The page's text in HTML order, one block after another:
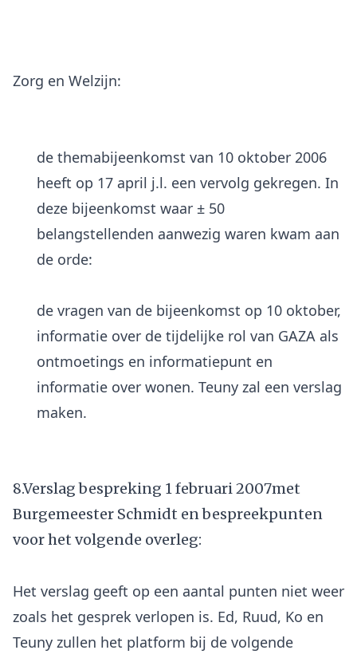
Zorg en Welzijn:
de themabijeenkomst van 10 oktober 2006
heeft op 17 april j.l. een vervolg gekregen. In
deze bijeenkomst waar ± 50
belangstellenden aanwezig waren kwam aan
de orde:
de vragen van de bijeenkomst op 10 oktober,
informatie over de tijdelijke rol van GAZA als
ontmoetings en informatiepunt en
informatie over wonen. Teuny zal een verslag
maken.
8.Verslag bespreking 1 februari 2007met
Burgemeester Schmidt en bespreekpunten
voor het volgende overleg:
Het verslag geeft op een aantal punten niet weer
zoals het gesprek verlopen is. Ed, Ruud, Ko en
Teuny zullen het platform bij de volgende